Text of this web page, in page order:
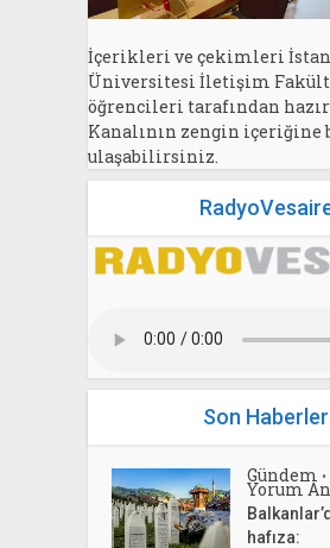
İçerikleri ve çekimleri
Üniversitesi İletişim
öğrencileri tarafından
Kanalının zengin içeriğine
ulaşabilirsiniz.
Son Haberler
Gündem •
Yorum
hafıza: